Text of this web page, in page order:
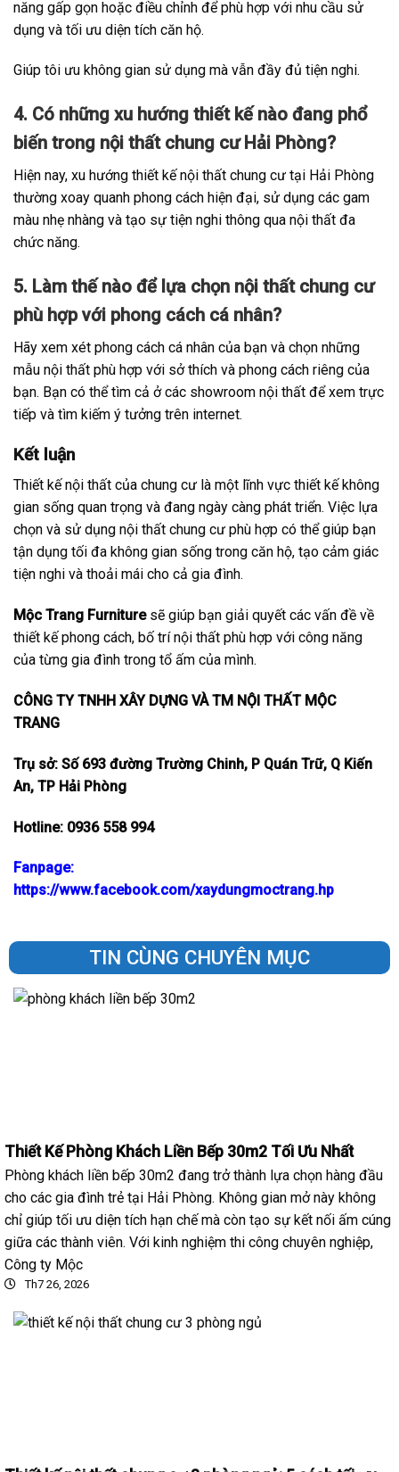
năng gấp gọn hoặc điều chỉnh để phù hợp với nhu cầu sử
dụng và tối ưu diện tích căn hộ.
Giúp tôi ưu không gian sử dụng mà vẫn đầy đủ tiện nghi.
4. Có những xu hướng thiết kế nào đang phổ
biến trong nội thất chung cư Hải Phòng?
Hiện nay, xu hướng thiết kế nội thất chung cư tại Hải Phòng
thường xoay quanh phong cách hiện đại, sử dụng các gam
màu nhẹ nhàng và tạo sự tiện nghi thông qua nội thất đa
chức năng.
5. Làm thế nào để lựa chọn nội thất chung cư
phù hợp với phong cách cá nhân?
Hãy xem xét phong cách cá nhân của bạn và chọn những
mẫu nội thất phù hợp với sở thích và phong cách riêng của
bạn. Bạn có thể tìm cả ở các showroom nội thất để xem trực
tiếp và tìm kiếm ý tưởng trên internet.
Kết luận
Thiết kế nội thất của chung cư là một lĩnh vực thiết kế không
gian sống quan trọng và đang ngày càng phát triển. Việc lựa
chọn và sử dụng nội thất chung cư phù hợp có thể giúp bạn
tận dụng tối đa không gian sống trong căn hộ, tạo cảm giác
tiện nghi và thoải mái cho cả gia đình.
Mộc Trang Furnituresẽ giúp bạn giải quyết các vấn đề về
thiết kế phong cách, bố trí nội thất phù hợp với công năng
của từng gia đình trong tổ ấm của mình.
CÔNG TY TNHH XÂY DỰNG VÀ TM NỘI THẤT MỘC
TRANG
Trụ sở: Số 693 đường Trường Chinh, P Quán Trữ, Q Kiến
An, TP Hải Phòng
Hotline: 0936 558 994
Fanpage:
https://www.facebook.com/xaydungmoctrang.hp
TIN CÙNG CHUYÊN MỤC
Thiết Kế Phòng Khách Liền Bếp 30m2 Tối Ưu Nhất
Phòng khách liền bếp 30m2 đang trở thành lựa chọn hàng đầu
cho các gia đình trẻ tại Hải Phòng. Không gian mở này không
chỉ giúp tối ưu diện tích hạn chế mà còn tạo sự kết nối ấm cúng
giữa các thành viên. Với kinh nghiệm thi công chuyên nghiệp,
Công ty Mộc
Th7 26, 2026